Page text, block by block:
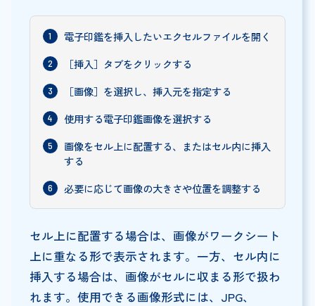
電子印鑑を挿入したいエクセルファイルを開く
［挿入］タブをクリックする
［画像］を選択し、挿入元を指定する
使用する電子印鑑画像を選択する
画像をセル上に配置する、またはセル内に挿入
する
必要に応じて画像の大きさや位置を調整する
セル上に配置する場合は、画像がワークシート
上に重なる形で表示されます。一方、セル内に
挿入する場合は、画像がセルに収まる形で扱わ
れます。使用できる画像形式には、JPG、